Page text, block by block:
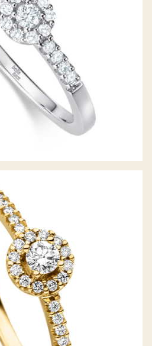
PICCOLINA